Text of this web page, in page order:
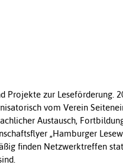
Projekte zur Leseförderung.
vom Verein
Austausch,
„Hamburger
finden Netzwerktreffen